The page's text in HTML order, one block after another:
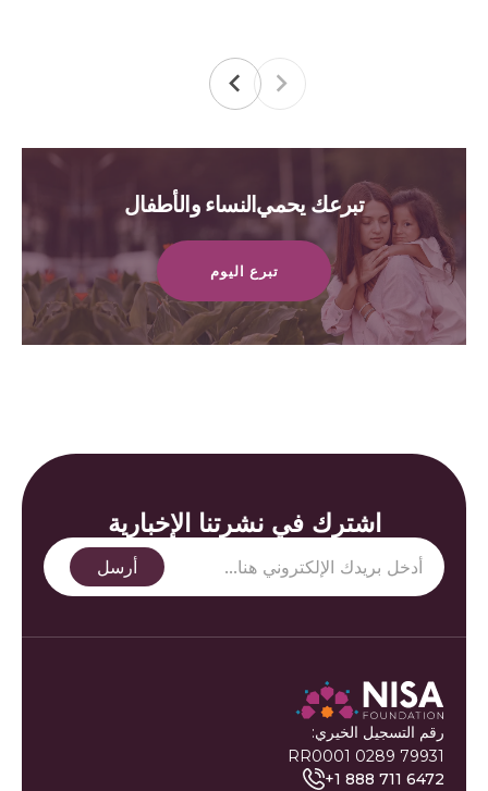
تبرعك يحمي النساء والأطفال
تبرع اليوم
اشترك في نشرتنا الإخبارية
رقم التسجيل الخيري:
79931 0289 RR0001
+1 888 711 6472